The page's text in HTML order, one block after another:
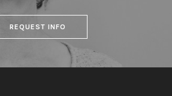
REQUEST INFO